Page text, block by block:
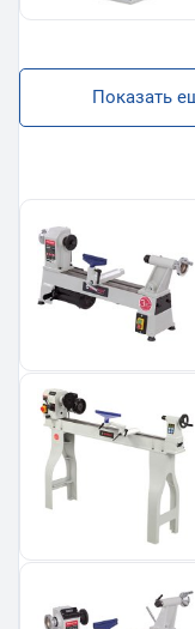
Показать